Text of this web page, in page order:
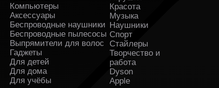
дополнительно предлагает услуги настройки, что
делает процесс первым запуском проще. Покупка
сопровождается консультацией, поэтому каждый
пользователь получает модель, полностью
соответствующую его требованиям. Доставка
выполняется аккуратно и быстро, а гарантия
обеспечивает защиту от непредвиденных ситуаций.
Благодаря этому пользователи получают не только
смартфон, но и качественный сервис. Магазин
находится по адресу: ул. Ленина, 57 ТЦ «Европа».
Компьютеры
Аксессуары
Беспроводные наушники
Беспроводные пылесосы
Выпрямители для волос
Гаджеты
Для детей
Для дома
Для учёбы
Красота
Музыка
Наушники
Спорт
Стайлеры
Творчество и
работа
Dyson
Apple